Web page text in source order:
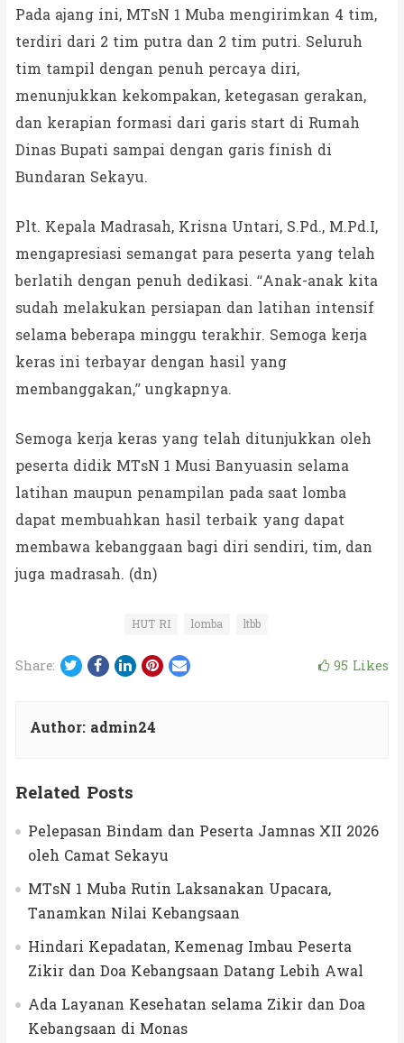
Pada ajang ini, MTsN 1 Muba mengirimkan 4 tim,
terdiri dari 2 tim putra dan 2 tim putri. Seluruh
tim tampil dengan penuh percaya diri,
menunjukkan kekompakan, ketegasan gerakan,
dan kerapian formasi dari garis start di Rumah
Dinas Bupati sampai dengan garis finish di
Bundaran Sekayu.
Plt. Kepala Madrasah, Krisna Untari, S.Pd., M.Pd.I,
mengapresiasi semangat para peserta yang telah
berlatih dengan penuh dedikasi. “Anak-anak kita
sudah melakukan persiapan dan latihan intensif
selama beberapa minggu terakhir. Semoga kerja
keras ini terbayar dengan hasil yang
membanggakan,” ungkapnya.
Semoga kerja keras yang telah ditunjukkan oleh
peserta didik MTsN 1 Musi Banyuasin selama
latihan maupun penampilan pada saat lomba
dapat membuahkan hasil terbaik yang dapat
membawa kebanggaan bagi diri sendiri, tim, dan
juga madrasah. (dn)
HUT RI lomba ltbb
Share: Twitter
Facebook
LinkedIn
Pinterest
Email 95 Likes
Author: admin24
Related Posts
Pelepasan Bindam dan Peserta Jamnas XII 2026
oleh Camat Sekayu
MTsN 1 Muba Rutin Laksanakan Upacara,
Tanamkan Nilai Kebangsaan
Hindari Kepadatan, Kemenag Imbau Peserta
Zikir dan Doa Kebangsaan Datang Lebih Awal
Ada Layanan Kesehatan selama Zikir dan Doa
Kebangsaan di Monas